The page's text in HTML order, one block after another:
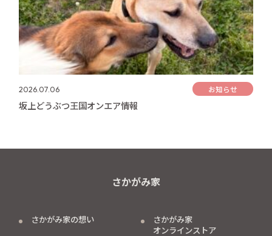
2026.07.06 お知らせ
坂上どうぶつ王国オンエア情報
さかがみ家
さかがみ家の想い
さかがみ家
オンラインストア